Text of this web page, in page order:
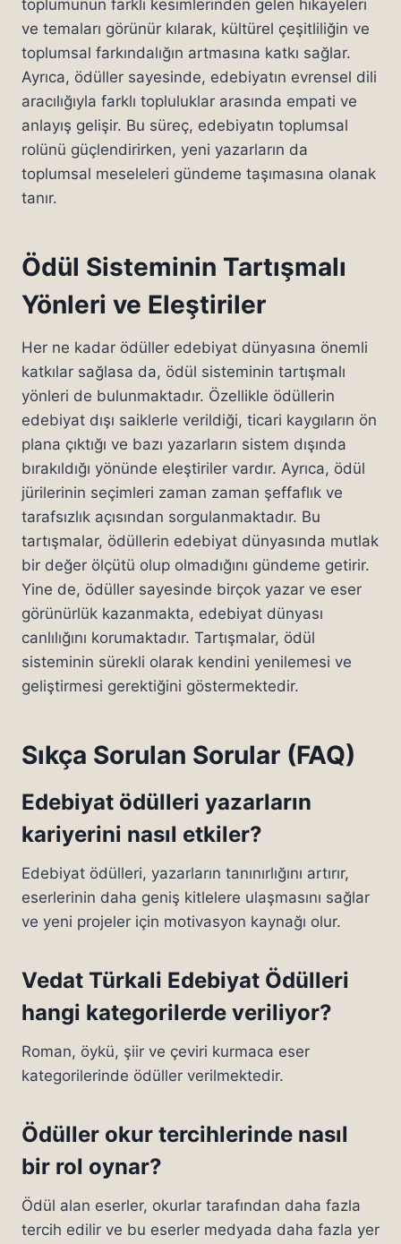
toplumunun farklı kesimlerinden gelen hikayeleri
ve temaları görünür kılarak, kültürel çeşitliliğin ve
toplumsal farkındalığın artmasına katkı sağlar.
Ayrıca, ödüller sayesinde, edebiyatın evrensel dili
aracılığıyla farklı topluluklar arasında empati ve
anlayış gelişir. Bu süreç, edebiyatın toplumsal
rolünü güçlendirirken, yeni yazarların da
toplumsal meseleleri gündeme taşımasına olanak
tanır.
Ödül Sisteminin Tartışmalı
Yönleri ve Eleştiriler
Her ne kadar ödüller edebiyat dünyasına önemli
katkılar sağlasa da, ödül sisteminin tartışmalı
yönleri de bulunmaktadır. Özellikle ödüllerin
edebiyat dışı saiklerle verildiği, ticari kaygıların ön
plana çıktığı ve bazı yazarların sistem dışında
bırakıldığı yönünde eleştiriler vardır. Ayrıca, ödül
jürilerinin seçimleri zaman zaman şeffaflık ve
tarafsızlık açısından sorgulanmaktadır. Bu
tartışmalar, ödüllerin edebiyat dünyasında mutlak
bir değer ölçütü olup olmadığını gündeme getirir.
Yine de, ödüller sayesinde birçok yazar ve eser
görünürlük kazanmakta, edebiyat dünyası
canlılığını korumaktadır. Tartışmalar, ödül
sisteminin sürekli olarak kendini yenilemesi ve
geliştirmesi gerektiğini göstermektedir.
Sıkça Sorulan Sorular (FAQ)
Edebiyat ödülleri yazarların
kariyerini nasıl etkiler?
Edebiyat ödülleri, yazarların tanınırlığını artırır,
eserlerinin daha geniş kitlelere ulaşmasını sağlar
ve yeni projeler için motivasyon kaynağı olur.
Vedat Türkali Edebiyat Ödülleri
hangi kategorilerde veriliyor?
Roman, öykü, şiir ve çeviri kurmaca eser
kategorilerinde ödüller verilmektedir.
Ödüller okur tercihlerinde nasıl
bir rol oynar?
Ödül alan eserler, okurlar tarafından daha fazla
tercih edilir ve bu eserler medyada daha fazla yer